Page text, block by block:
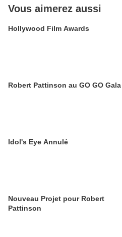
Vous aimerez aussi
Hollywood Film Awards
Robert Pattinson au GO GO Gala
Idol's Eye Annulé
Nouveau Projet pour Robert
Pattinson